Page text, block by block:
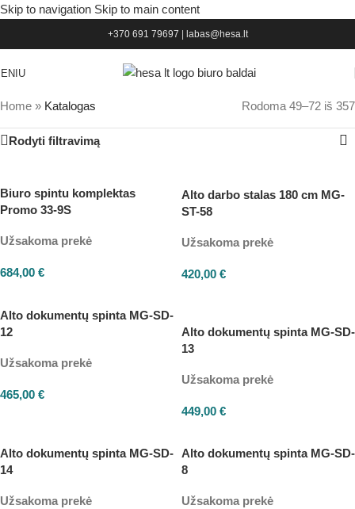
Skip to navigation Skip to main content
+370 691 79697 labas@hesa.lt
Home » Katalogas Rodoma 49–72 iš 357
Rodyti filtravimą
Biuro spintu komplektas
Promo 33-9S
Užsakoma prekė
684,00 €
Alto darbo stalas 180 cm MG-
ST-58
Užsakoma prekė
420,00 €
Alto dokumentų spinta MG-SD-
12
Užsakoma prekė
465,00 €
Alto dokumentų spinta MG-SD-
13
Užsakoma prekė
449,00 €
Alto dokumentų spinta MG-SD-
14
Užsakoma prekė
Alto dokumentų spinta MG-SD-
8
Užsakoma prekė